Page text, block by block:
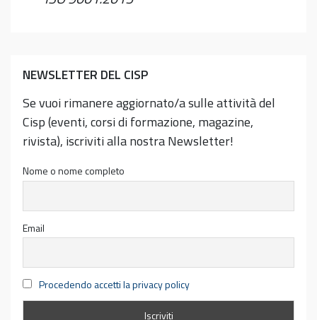
NEWSLETTER DEL CISP
Se vuoi rimanere aggiornato/a sulle attività del
Cisp (eventi, corsi di formazione, magazine,
rivista), iscriviti alla nostra Newsletter!
Nome o nome completo
Email
Procedendo accetti la privacy policy